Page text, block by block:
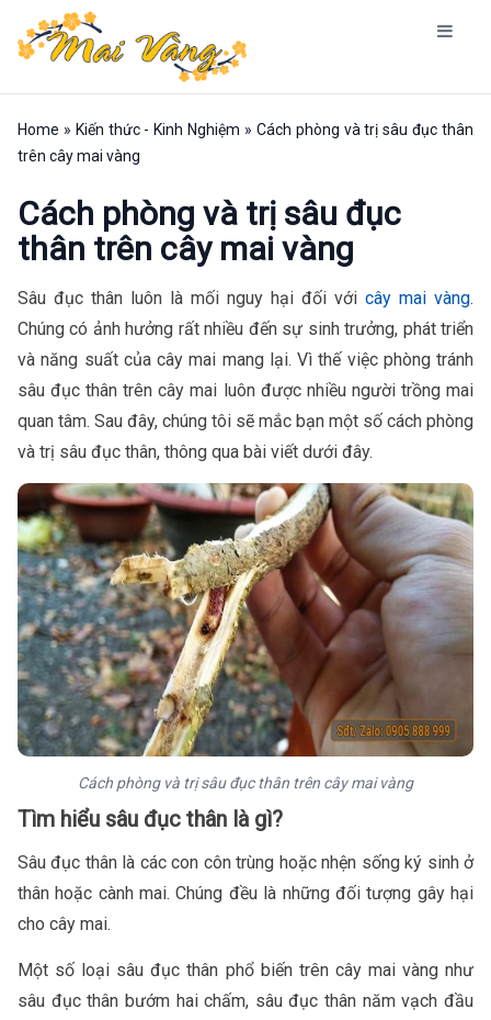
Home » Kiến thức - Kinh Nghiệm » Cách phòng và trị sâu đục thân
trên cây mai vàng
Cách phòng và trị sâu đục
thân trên cây mai vàng
Sâu đục thân luôn là mối nguy hại đối với cây mai vàng.
Chúng có ảnh hưởng rất nhiều đến sự sinh trưởng, phát triển
và năng suất của cây mai mang lại. Vì thế việc phòng tránh
sâu đục thân trên cây mai luôn được nhiều người trồng mai
quan tâm. Sau đây, chúng tôi sẽ mắc bạn một số cách phòng
và trị sâu đục thân, thông qua bài viết dưới đây.
Cách phòng và trị sâu đục thân trên cây mai vàng
Tìm hiểu sâu đục thân là gì?
Sâu đục thân là các con côn trùng hoặc nhện sống ký sinh ở
thân hoặc cành mai. Chúng đều là những đối tượng gây hại
cho cây mai.
Một số loại sâu đục thân phổ biến trên cây mai vàng như
sâu đục thân bướm hai chấm, sâu đục thân năm vạch đầu